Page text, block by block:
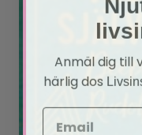
Anmäl dig till
härlig dos